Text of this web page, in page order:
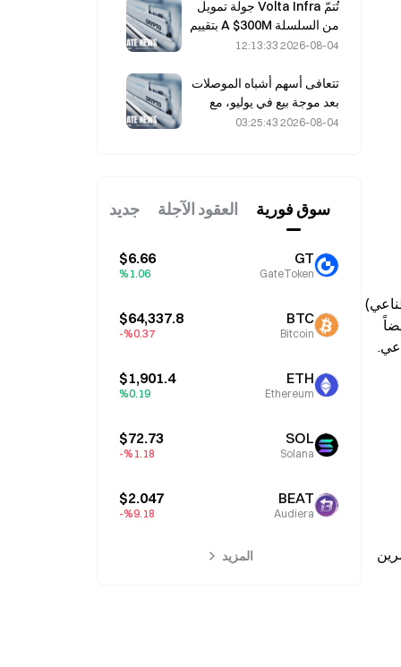
تُتمّ Volta Infra جولة تمويل
من السلسلة A $300M بتقييم
يبلغ 2.4 مليار دولار، بقيادة2026-08-04 12:13:33
تتعافى أسهم أشباه الموصلات
بعد موجة بيع في يوليو، مع
2026-08-04 03:25:43
سوق فوریة العقود الآجلة جديد
GT
GateToken
$6.66
%1.06
BTC
Bitcoin
$64,337.8
%0.37-
ETH
Ethereum
$1,901.4
%0.19
SOL
Solana
$72.73
%1.18-
BEAT
Audiera
$2.047
%9.18-
المزيد